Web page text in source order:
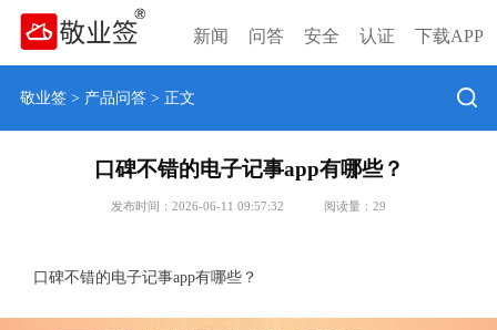
新闻 问答 安全 认证 下载APP
敬业签> 产品问答> 正文
口碑不错的电子记事app有哪些？
发布时间：2026-06-11 09:57:32 阅读量： 29
口碑不错的电子记事app有哪些？